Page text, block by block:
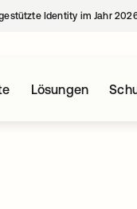
Identity im Jahr
Lösungen